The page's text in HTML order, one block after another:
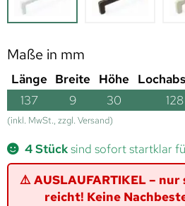
Maße in mm
Länge Breite Höhe
137
9 30 128
(inkl. MwSt., zzgl. Versand)
4 Stücksind sofort startklar
⚠️ AUSLAUFARTIKEL –
reicht! Keine